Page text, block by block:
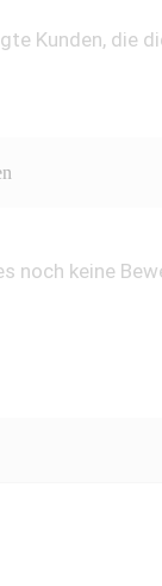
Kunden, die
noch keine